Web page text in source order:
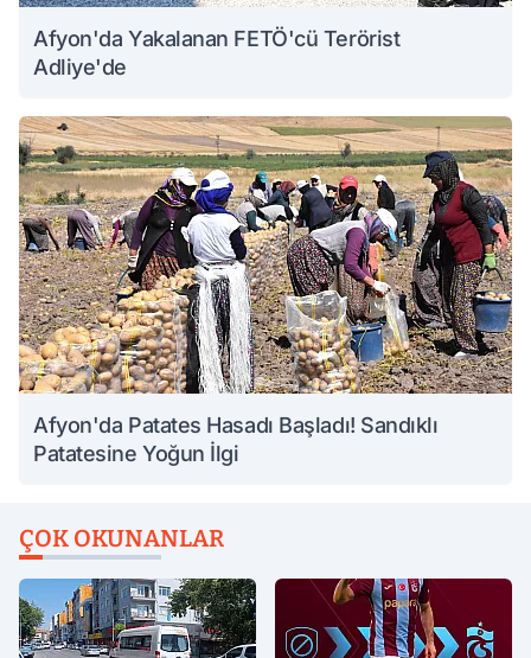
Afyon'da Yakalanan FETÖ'cü Terörist
Adliye'de
Afyon'da Patates Hasadı Başladı! Sandıklı
Patatesine Yoğun İlgi
ÇOK OKUNANLAR